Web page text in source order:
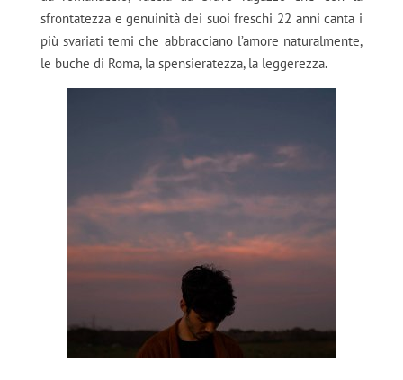
sfrontatezza e genuinità dei suoi freschi 22 anni canta i
più svariati temi che abbracciano l’amore naturalmente,
le buche di Roma, la spensieratezza, la leggerezza.